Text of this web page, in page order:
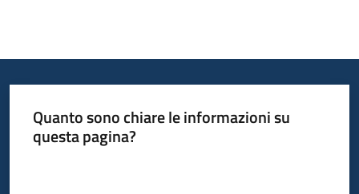
Quanto sono chiare le informazioni su
questa pagina?